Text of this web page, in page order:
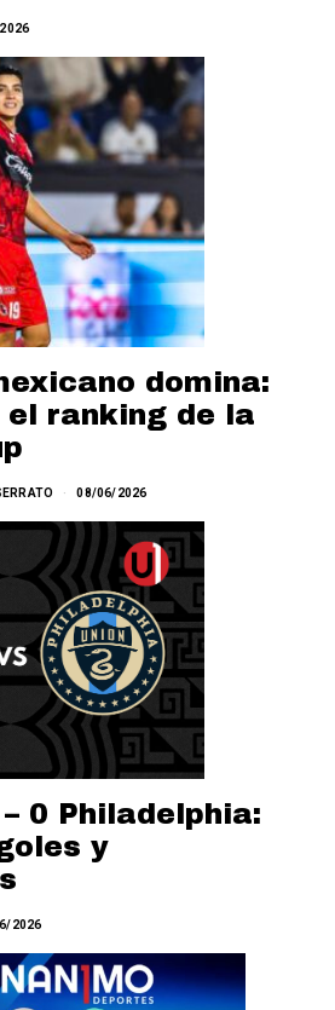
domina:
ranking de la
08/06/2026
0 Philadelphia:
y
2026